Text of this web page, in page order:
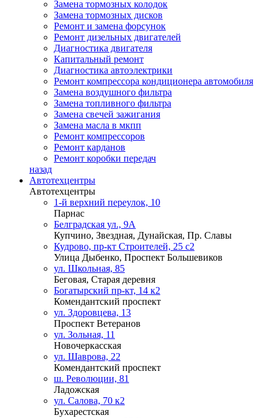
Замена тормозных колодок
Замена тормозных дисков
Ремонт и замена форсунок
Ремонт дизельных двигателей
Диагностика двигателя
Капитальный ремонт
Диагностика автоэлектрики
Ремонт компрессора кондиционера автомобиля
Замена воздушного фильтра
Замена топливного фильтра
Замена свечей зажигания
Замена масла в мкпп
Ремонт компрессоров
Ремонт карданов
Ремонт коробки передач
назад
Автотехцентры
Автотехцентры
1-й верхний переулок, 10
Парнас
Белградская ул., 9А
Купчино, Звездная, Дунайская, Пр. Славы
Кудрово, пр-кт Строителей, 25 с2
Улица Дыбенко, Проспект Большевиков
ул. Школьная, 85
Беговая, Старая деревня
Богатырский пр-кт, 14 к2
Комендантский проспект
ул. Здоровцева, 13
Проспект Ветеранов
ул. Зольная, 11
Новочеркасская
ул. Шаврова, 22
Комендантский проспект
ш. Революции, 81
Ладожская
ул. Салова, 70 к2
Бухарестская